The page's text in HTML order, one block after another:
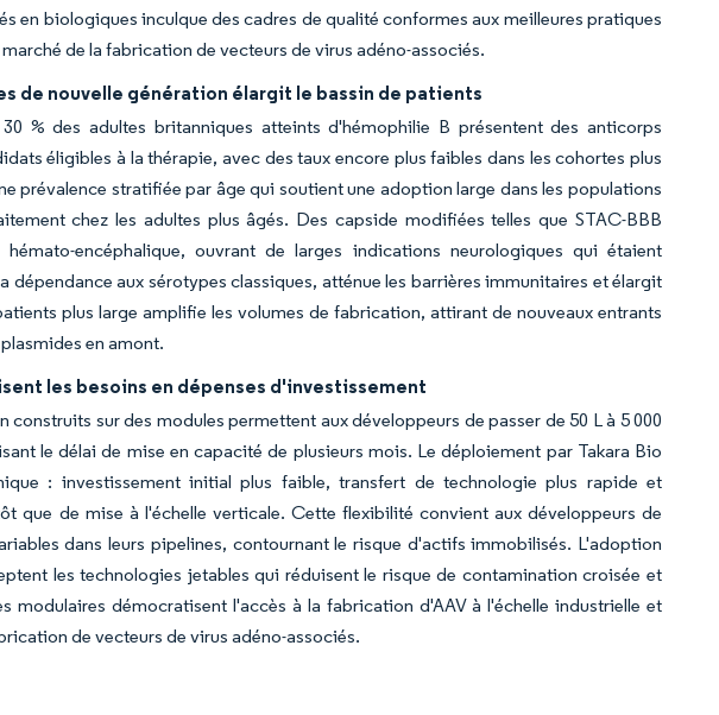
en biologiques inculque des cadres de qualité conformes aux meilleures pratiques
de la fabrication de vecteurs de virus adéno-associés.
de nouvelle génération élargit le bassin de patients
% des adultes britanniques atteints d'hémophilie B présentent des anticorps
éligibles à la thérapie, avec des taux encore plus faibles dans les cohortes plus
prévalence stratifiée par âge qui soutient une adoption large dans les populations
chez les adultes plus âgés. Des capside modifiées telles que STAC-BBB
encéphalique, ouvrant de larges indications neurologiques qui étaient
aux sérotypes classiques, atténue les barrières immunitaires et élargit
plus large amplifie les volumes de fabrication, attirant de nouveaux entrants
en amont.
les besoins en dépenses d'investissement
sur des modules permettent aux développeurs de passer de 50 L à 5 000
le délai de mise en capacité de plusieurs mois. Le déploiement par Takara Bio
: investissement initial plus faible, transfert de technologie plus rapide et
que de mise à l'échelle verticale. Cette flexibilité convient aux développeurs de
dans leurs pipelines, contournant le risque d'actifs immobilisés. L'adoption
les technologies jetables qui réduisent le risque de contamination croisée et
modulaires démocratisent l'accès à la fabrication d'AAV à l'échelle industrielle et
de vecteurs de virus adéno-associés.